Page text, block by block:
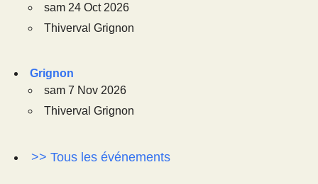
sam 24 Oct 2026
Thiverval Grignon
Grignon
sam 7 Nov 2026
Thiverval Grignon
>> Tous les événements